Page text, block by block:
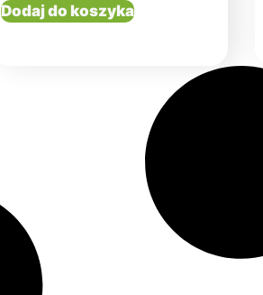
Dodaj do koszyka